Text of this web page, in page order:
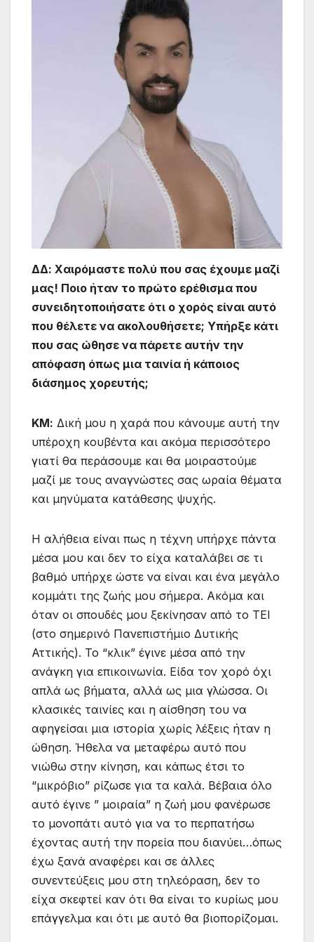
ΔΔ: Χαιρόμαστε πολύ που σας έχουμε μαζί
μας! Ποιο ήταν το πρώτο ερέθισμα που
συνειδητοποιήσατε ότι ο χορός είναι αυτό
που θέλετε να ακολουθήσετε; Υπήρξε κάτι
που σας ώθησε να πάρετε αυτήν την
απόφαση όπως μια ταινία ή κάποιος
διάσημος χορευτής;
ΚΜ: Δική μου η χαρά που κάνουμε αυτή την
υπέροχη κουβέντα και ακόμα περισσότερο
γιατί θα περάσουμε και θα μοιραστούμε
μαζί με τους αναγνώστες σας ωραία θέματα
και μηνύματα κατάθεσης ψυχής.
Η αλήθεια είναι πως η τέχνη υπήρχε πάντα
μέσα μου και δεν το είχα καταλάβει σε τι
βαθμό υπήρχε ώστε να είναι και ένα μεγάλο
κομμάτι της ζωής μου σήμερα. Ακόμα και
όταν οι σπουδές μου ξεκίνησαν από το ΤΕΙ
(στο σημερινό Πανεπιστήμιο Δυτικής
Αττικής). Το “κλικ” έγινε μέσα από την
ανάγκη για επικοινωνία. Είδα τον χορό όχι
απλά ως βήματα, αλλά ως μια γλώσσα. Οι
κλασικές ταινίες και η αίσθηση του να
αφηγείσαι μια ιστορία χωρίς λέξεις ήταν η
ώθηση. Ήθελα να μεταφέρω αυτό που
νιώθω στην κίνηση, και κάπως έτσι το
“μικρόβιο” ρίζωσε για τα καλά. Βέβαια όλο
αυτό έγινε ” μοιραία” η ζωή μου φανέρωσε
το μονοπάτι αυτό για να το περπατήσω
έχοντας αυτή την πορεία που διανύει…όπως
έχω ξανά αναφέρει και σε άλλες
συνεντεύξεις μου στη τηλεόραση, δεν το
είχα σκεφτεί καν ότι θα είναι το κυρίως μου
επάγγελμα και ότι με αυτό θα βιοπορίζομαι.